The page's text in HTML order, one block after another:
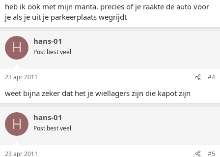
heb ik ook met mijn manta. precies of je raakte de auto voor
je als je uit je parkeerplaats wegrijdt
H hans-01
Post best veel
23 apr 2011 #4
weet bijna zeker dat het je wiellagers zijn die kapot zijn
H hans-01
Post best veel
23 apr 2011 #5